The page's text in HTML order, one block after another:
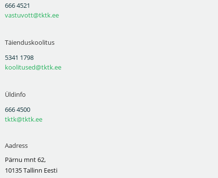
666 4521
vastuvott@tktk.ee
Täienduskoolitus
5341 1798
koolitused@tktk.ee
Üldinfo
666 4500
tktk@tktk.ee
Aadress
Pärnu mnt 62,
10135 Tallinn Eesti